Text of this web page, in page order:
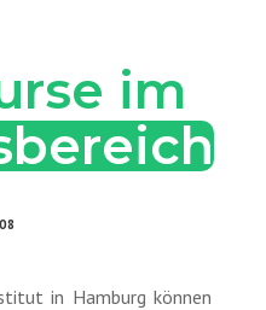
im
in Hamburg können